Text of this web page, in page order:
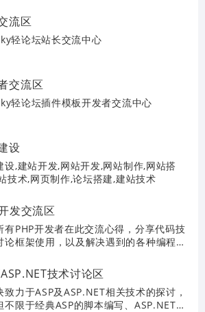
到这里，我们及时修复与回馈。
流区
轻论坛站长交流中心
交流区
轻论坛插件模板开发者交流中心
设
设,建站开发,网站开发,网站制作,网站搭
技术,网页制作,论坛搭建,建站技术
发交流区
有PHP开发者在此交流心得，分享代码技
论框架使用，以及解决遇到的各种编程难
与成长的空间。技术讨论区
致力于ASP及ASP.NET相关技术的探讨，
不限于经典ASP的脚本编写、ASP.NET